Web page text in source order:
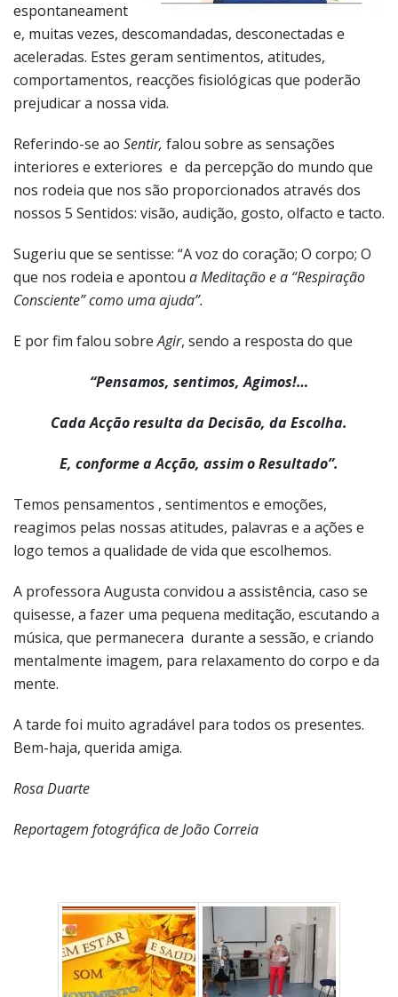
espontaneament
e, muitas vezes, descomandadas, desconectadas e
aceleradas. Estes geram sentimentos, atitudes,
comportamentos, reacções fisiológicas que poderão
prejudicar a nossa vida.
Referindo-se ao Sentir, falou sobre as sensações
interiores e exteriores e da percepção do mundo que
nos rodeia que nos são proporcionados através dos
nossos 5 Sentidos: visão, audição, gosto, olfacto e tacto.
Sugeriu que se sentisse: “A voz do coração; O corpo; O
que nos rodeia e apontou a Meditação e a “Respiração
Consciente” como uma ajuda”.
E por fim falou sobreAgir, sendo a resposta do que
“Pensamos, sentimos, Agimos!…
Cada Acção resulta da Decisão, da Escolha.
E, conforme a Acção, assim o Resultado”.
Temos pensamentos , sentimentos e emoções,
reagimos pelas nossas atitudes, palavras e a ações e
logo temos a qualidade de vida que escolhemos.
A professora Augusta convidou a assistência, caso se
quisesse, a fazer uma pequena meditação, escutando a
música, que permanecera durante a sessão, e criando
mentalmente imagem, para relaxamento do corpo e da
mente.
A tarde foi muito agradável para todos os presentes.
Bem-haja, querida amiga.
Rosa Duarte
Reportagem fotográfica de João Correia